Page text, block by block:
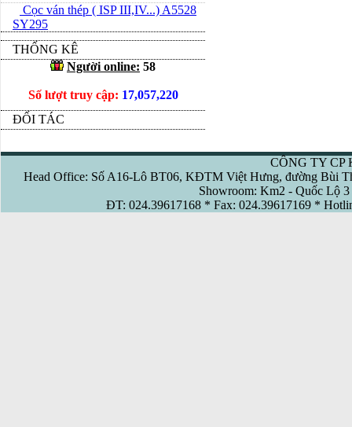
Cọc ván thép ( ISP III,IV...) A5528
SY295
THỐNG KÊ
Người online: 58
Số lượt truy cập: 17,057,220
ĐỐI TÁC
CÔNG TY CP
Head Office: Số A16-Lô BT06, KĐTM Việt Hưng, đường Bùi
Showroom: Km2 - Quốc Lộ
ĐT: 024.39617168 * Fax: 024.39617169 *